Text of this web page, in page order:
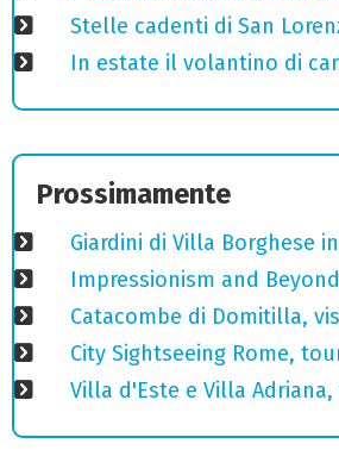
Stelle cadenti di San
In estate il volantino di
Prossimamente
Giardini di Villa Borghese
Impressionism and
Catacombe di Domitilla,
City Sightseeing Rome,
Villa d'Este e Villa